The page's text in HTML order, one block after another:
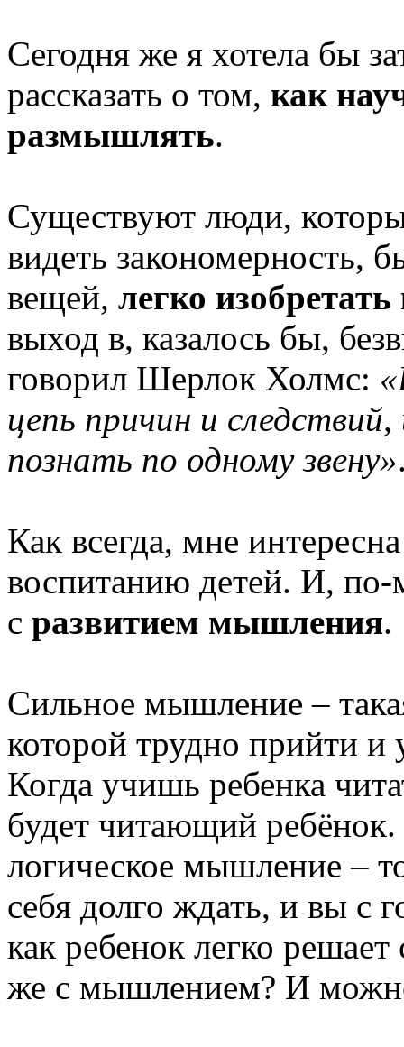
Сегодня же я хотела бы
рассказать о том, как
размышлять.
Существуют люди,
видеть закономерность,
вещей, легко
выход в, казалось бы,
говорил Шерлок Холмс:
цепь причин и
познать по одному звену»
Как всегда, мне
воспитанию детей. И, по-
с развитием мышления.
Сильное мышление –
которой трудно прийти и
Когда учишь ребенка
будет читающий
логическое мышление –
себя долго ждать, и вы с
как ребенок легко
же с мышлением? И